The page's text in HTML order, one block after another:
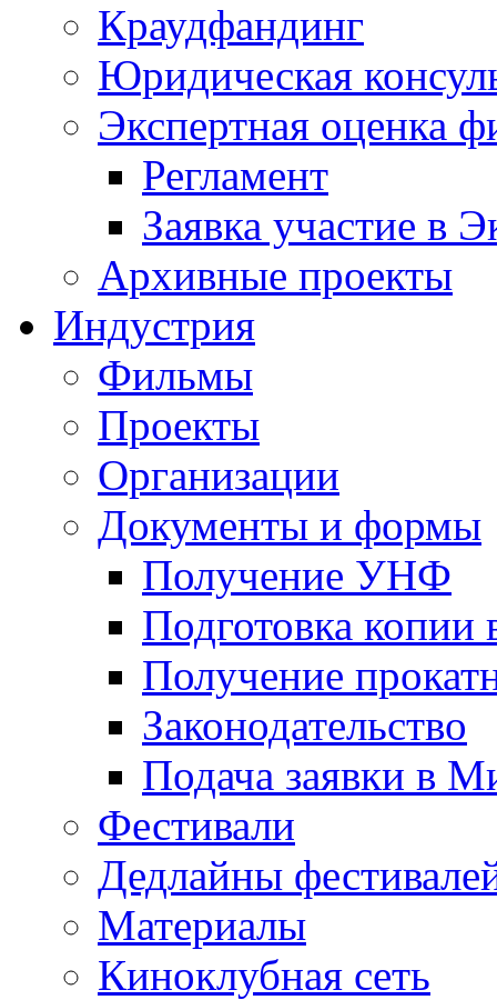
Краудфандинг
Юридическая
Экспертная оценка
Регламент
Заявка участие в
Архивные проекты
Индустрия
Фильмы
Проекты
Организации
Документы и формы
Получение УНФ
Подготовка копии
Получение
Законодательство
Подача заявки в
Фестивали
Дедлайны
Материалы
Киноклубная сеть